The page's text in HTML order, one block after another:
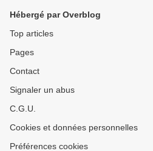
Hébergé par Overblog
Top articles
Pages
Contact
Signaler un abus
C.G.U.
Cookies et données personnelles
Préférences cookies